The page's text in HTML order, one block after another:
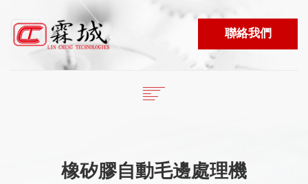
聯絡我們
產品資訊
English
ESPAÑOL
橡矽膠自動毛邊處理機